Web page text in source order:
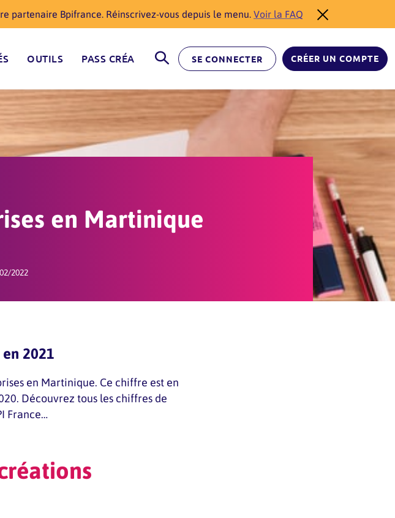
partenaire Bpifrance. Réinscrivez-vous depuis le menu.Voir la FAQ
OUTILS PASS CRÉA SE CONNECTER CRÉER UN COMPTE
en Martinique
2022
2021
en Martinique. Ce chiffre est en
Découvrez tous les chiffres de
France…